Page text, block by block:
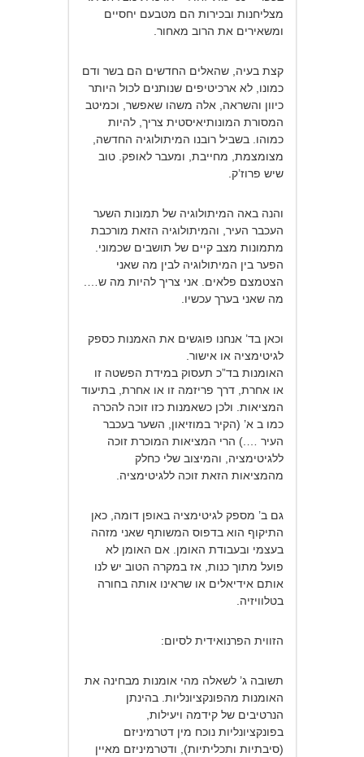
מצליחנות ובכירות הם מטבעם יחסיים
ומשאירים את הרוב מאחור.
קצת בעיה, שהאלים החדשים הם בשר ודם
כמונו, לא ארכיטיפים שנותנים לכול היותר
כיוון והשראה, אלה משהו שאפשר, וכמיטב
המסורת המונותיאיסטית צריך, להיות
כמוהו. בשביל רובנו המיתולוגיה החדשה,
מצומצמת, מחייבת, ומעבר לאופק. טוב
שיש פרוז’ק.
והנה באה המיתולוגיה של תמונות השער
העכבר העיר, והמיתולוגיה הזאת מורכבת
מתמונות מצב קיים של תושבים שכמוני.
הפער בין המיתולוגיה לבין מה שאני
הצטמצם פלאים. אני צריך להיות מה ש….
מה שאני בערך עכשיו.
וכאן בד’ אנחנו פוגשים את האמנות כספק
לגיטימציה או אישור.
האומנות בד”כ תעסוק במידת הפשטה זו
או אחרת, דרך פריזמה זו או אחרת, בתיעוד
המציאות. ולכן כשאמנות כזו זוכה להכרה
כמו ב א’ (הקיר במוזיאון, השער בעכבר
העיר ….) הרי המציאות המוכרת זוכה
ללגיטימציה, והמיצוב שלי כחלק
מהמציאות הזאת זוכה ללגיטימציה.
גם ב’ מספק לגיטימציה באופן דומה, כאן
התיקוף הוא בדפוס המשותף שאני מזהה
בעצמי ובעבודת האומן. אם האומן לא
פועל מתוך כנות, אז במקרה הטוב יש לנו
אותם אידיאלים או שראינו אותה בחורה
בטלוויזיה.
הזווית הפרנואידית לסיום:
תשובה ג’ לשאלה מהי אומנות מבחינה את
האומנות מהפונקציונליות. בהינתן
הנרטיבים של קידמה ויעילות,
בפונקציונליות נוכח מין דטרמיניזם
(סיבתיות ותכליתיות), ודטרמיניזם מאיין